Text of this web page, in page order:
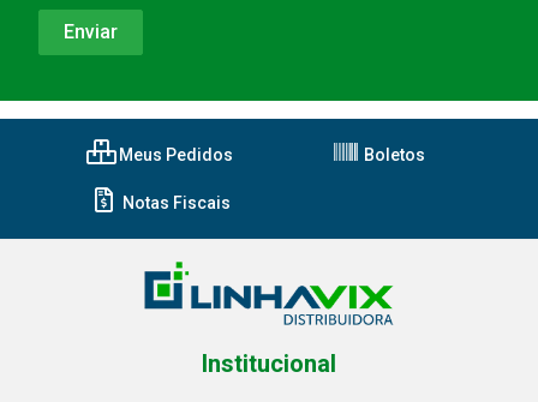
Meus Pedidos Boletos
Notas Fiscais
Institucional